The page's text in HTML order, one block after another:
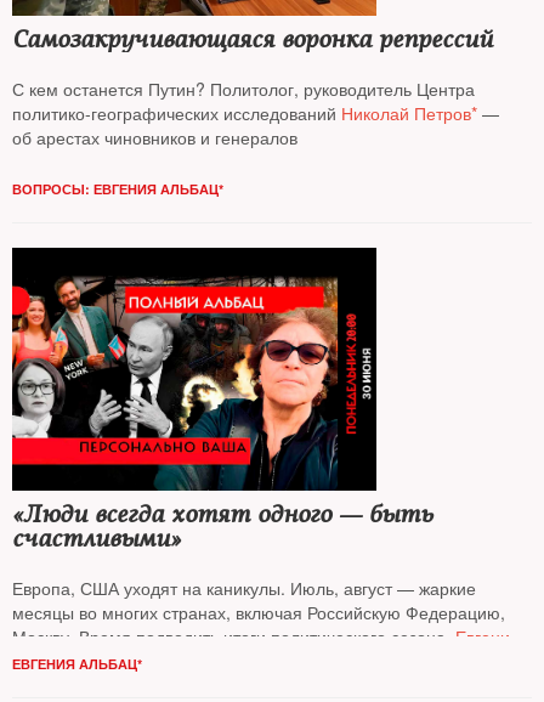
Самозакручивающаяся воронка репрессий
С кем останется Путин? Политолог, руководитель Центра
политико-географических исследований Николай Петров* —
об арестах чиновников и генералов
ВОПРОСЫ: ЕВГЕНИЯ АЛЬБАЦ*
«Люди всегда хотят одного — быть
счастливыми»
Европа, США уходят на каникулы. Июль, август — жаркие
месяцы во многих странах, включая Российскую Федерацию,
Москву. Время подводить итоги политического сезона. Евгения
Альбац*отвечает на вопросы зрителей своего
ЕВГЕНИЯ АЛЬБАЦ*